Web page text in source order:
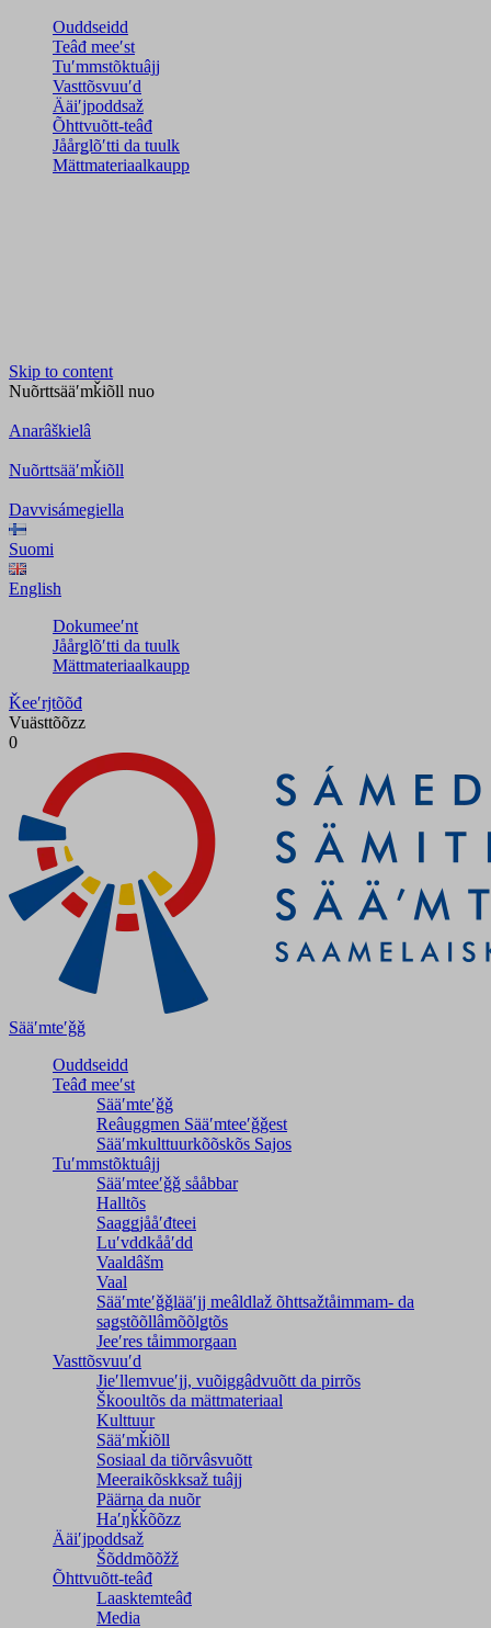
Ouddseidd
Teâđ meeʹst
Tuʹmmstõktuâjj
Vasttõsvuuʹd
Ääiʹjpoddsaž
Õhttvuõtt-teâđ
Jåårǥlõʹtti da tuulk
Mättmateriaalkaupp
Skip to content
Nuõrttsääʹmǩiõll nuo
Anarâškielâ
Nuõrttsääʹmǩiõll
Davvisámegiella
Suomi
English
Dokumeeʹnt
Jåårǥlõʹtti da tuulk
Mättmateriaalkaupp
Ǩeeʹrjtõõđ
Vuästtõõzz
0
Sääʹmteʹǧǧ
Ouddseidd
Teâđ meeʹst
Sääʹmteʹǧǧ
Reâuggmen Sääʹmteeʹǧǧest
Sääʹmkulttuurkõõskõs Sajos
Tuʹmmstõktuâjj
Sääʹmteeʹǧǧ sååbbar
Halltõs
Saaǥǥjååʹđteei
Luʹvddkååʹdd
Vaaldâšm
Vaal
Sääʹmteʹǧǧlääʹjj meâldlaž õhttsažtåimmam- da
saǥstõõllâmõõlǥtõs
Jeeʹres tåimmorgaan
Vasttõsvuuʹd
Jieʹllemvueʹjj, vuõiggâdvuõtt da pirrõs
Škooultõs da mättmateriaal
Kulttuur
Sääʹmǩiõll
Sosiaal da tiõrvâsvuõtt
Meeraikõskksaž tuâjj
Päärna da nuõr
Haʹŋǩǩõõzz
Ääiʹjpoddsaž
Šõddmõõžž
Õhttvuõtt-teâđ
Laasktemteâđ
Media